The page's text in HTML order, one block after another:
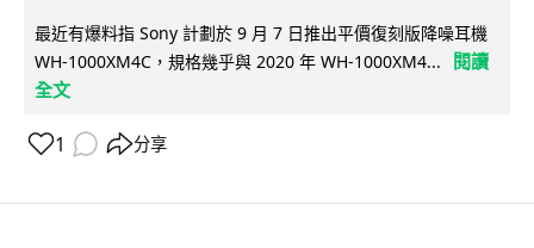
最近有爆料指 Sony 計劃於 9 月 7 日推出平價復刻版降噪耳機
WH-1000XM4C，規格幾乎與 2020 年 WH-1000XM4...
閱讀
全文
1 分享